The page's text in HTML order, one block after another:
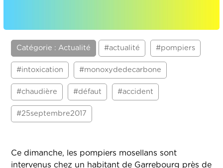
Catégorie : Actualité #actualité #pompiers
#intoxication #monoxydedecarbone
#chaudière #défaut #accident
#25septembre2017
Ce dimanche, les pompiers mosellans sont
intervenus chez un habitant de Garrebourg près de